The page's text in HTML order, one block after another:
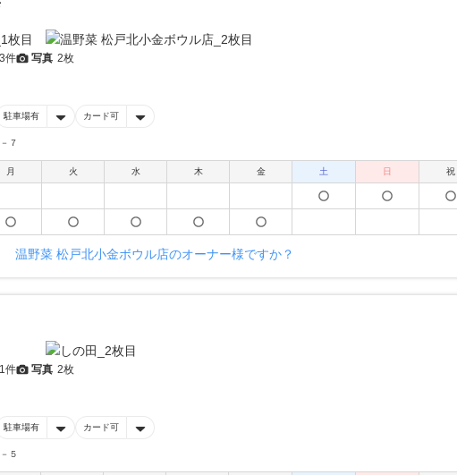
3件 写真 2枚
駐車場有 カード可
７
月
火 水 木 金 土 日 祝
温野菜 松戸北小金ボウル店のオーナー様ですか？
1件 写真 2枚
駐車場有 カード可
５